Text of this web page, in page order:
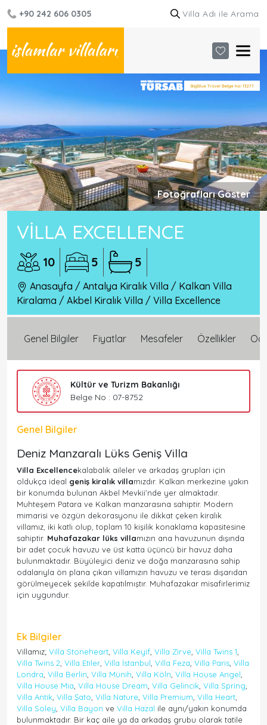
+90 242 606 0305
Fotoğrafları Göster
VILLA EXCELLENCE
10 5 5
Anasayfa / Antalya Kiralık Villa / Kalkan Villa
Kiralama / Akbel Kiralık Villa / Villa Excellence
Genel Bilgiler Fiyatlar Mesafeler Özellikler
Kültür ve Turizm Bakanlığı
Belge No : 07-8752
Genel Bilgiler
Deniz Manzaralı Lüks Geniş Villa
Villa Excellencekalabalık aileler ve arkadaş grupları için
oldukça ideal geniş kiralık villamızdır. Kalkan merkezine yakın
bir konumda bulunan Akbel Mevkii’nde yer almaktadır.
Muhteşem Patara ve Kalkan manzarasına sahiptir. Modern
mimarisi ve özgün dekorasyonu ile dikkat çeken kiralık
villamız, iki katlı olup, toplam 10 kişilik konaklama kapasitesine
sahiptir. Muhafazakar lüks villamızın ana havuzunun dışında
bir adet çocuk havuzu ve üst katta üçüncü bir havuz daha
bulunmaktadır. Büyüleyici deniz ve doğa manzarasına sahip
odalarıyla ön plana çıkan villamızın havuzu ve terası dışarıdan
görülmeyecek şekilde kapatılmıştır. Muhafazakar misafirlerimiz
için uygundur.
Ek Bilgiler
Villamız; Villa Stoneheart Villa Keyif Villa Zirve Villa Twins 1
Villa Twins 2 Villa Etiler Villa İstanbul Villa Feza Villa Paris Villa
Londra Villa Berlin Villa Münih Villa Köln Villa House Angel
Villa House Mia Villa House Dream Villa Gelincik Villa Spring
Villa Antik Villa Şato Villa Nature Villa Premium Villa Heart
Villa Soley Villa Bayon ve Villa Hazal ile aynı/yakın konumda
bulunmaktadır. Bir kaç aile ya da arkadaş grubu olarak tatile